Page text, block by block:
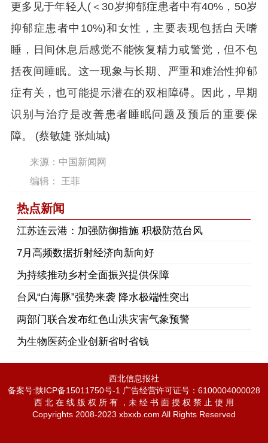
更多见于年轻人(＜30岁抑郁症患者中有40%，50岁
抑郁症患者中10%)和女性，主要表现包括白天嗜
睡，日间休息后感觉不能恢复精力或警觉，但不包
括夜间睡眠。这一现象与长期、严重和难治性抑郁
症有关，也可能提示潜在的双相障碍。因此，早期
识别与治疗是改善患者睡眠问题及预后的重要保
障。 (蔡敏婕 张灿城)
来源：中国新闻网
编辑： 王菲
热点新闻
江苏连云港：加强防御措施 积极防范台风
7月高频数据折射经济向新向好
为持续推动乡村全面振兴提供保障
台风“白海豚”强势来袭 降水极端性突出
两部门联合发布红色山洪灾害气象预警
为生物医药企业创新省时省钱
西北信息报社
备案号:陕ICP备15011750号-1 广告经营许可证号：6100004000028
西 北 在 线 版 权 所 有 ，未 经 书 面 授 权 禁 止 使 用
Copyrights 2008-2023 xbxxb.com All Rights Reserved